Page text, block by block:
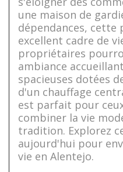
une maison de
dépendances,
excellent cadre de
propriétaires
ambiance
spacieuses dotées
d'un chauffage
est parfait pour
combiner la vie
tradition. Explorez
aujourd'hui pour
vie en Alentejo.